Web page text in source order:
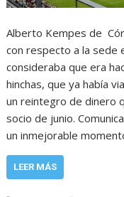
Alberto Kempes de
con respecto a la sede
consideraba que era
hinchas, que ya había
un reintegro de dinero
socio de junio.
un inmejorable
LEER MÁS